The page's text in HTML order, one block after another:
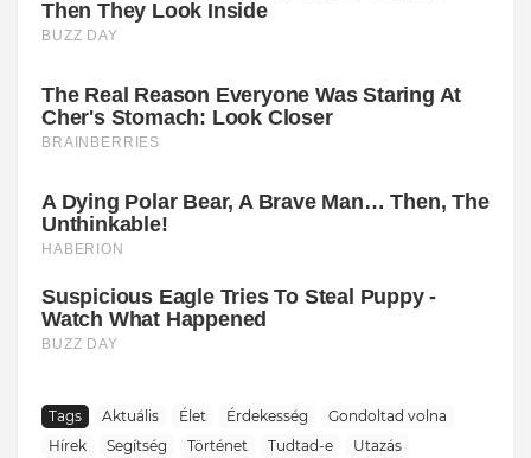
Tags Aktuális Élet Érdekesség
Gondoltad volna
Hírek
Segítség Történet Tudtad-e
Utazás